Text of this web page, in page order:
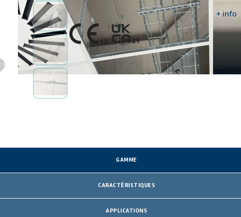
HOMOLOGATIONS ET CERTIFICATS + info
GAMME
CARACTÉRISTIQUES
APPLICATIONS